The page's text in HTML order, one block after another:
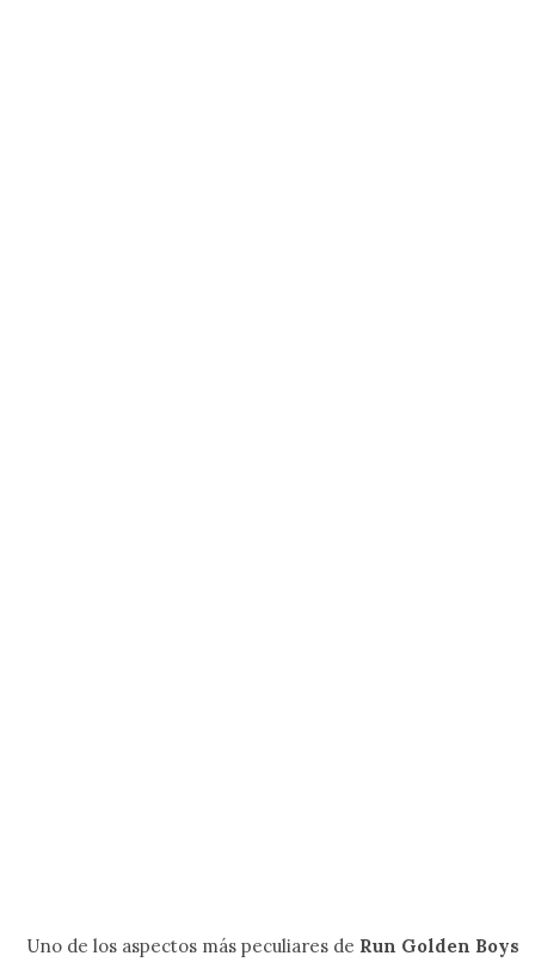
Uno de los aspectos más peculiares de Run Golden Boys